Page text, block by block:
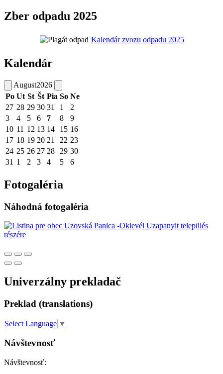
Zber odpadu 2025
Kalendár zvozu odpadu 2025
Kalendár
August2026
Po Ut St Št Pia So Ne
27 28 29 30 31 1
2
3
4 5 6 7 8
9
10 11 12 13 14 15 16
17 18 19 20 21 22 23
24 25 26 27 28 29 30
31 1 2 3 4 5 6
Fotogaléria
Náhodná fotogaléria
Univerzálny prekladač
Preklad (translations)
Select Language ▼
Návštevnosť
Návštevnosť: